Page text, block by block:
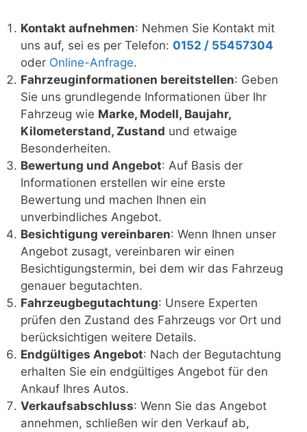
Kontakt aufnehmen: Nehmen Sie Kontakt mit
uns auf, sei es per Telefon: 0152 / 55457304
oder Online-Anfrage.
Fahrzeuginformationen bereitstellen: Geben
Sie uns grundlegende Informationen über Ihr
Fahrzeug wie Marke, Modell, Baujahr,
Kilometerstand, Zustand und etwaige
Besonderheiten.
Bewertung und Angebot: Auf Basis der
Informationen erstellen wir eine erste
Bewertung und machen Ihnen ein
unverbindliches Angebot.
Besichtigung vereinbaren: Wenn Ihnen unser
Angebot zusagt, vereinbaren wir einen
Besichtigungstermin, bei dem wir das Fahrzeug
genauer begutachten.
Fahrzeugbegutachtung: Unsere Experten
prüfen den Zustand des Fahrzeugs vor Ort und
berücksichtigen weitere Details.
Endgültiges Angebot: Nach der Begutachtung
erhalten Sie ein endgültiges Angebot für den
Ankauf Ihres Autos.
Verkaufsabschluss: Wenn Sie das Angebot
annehmen, schließen wir den Verkauf ab,